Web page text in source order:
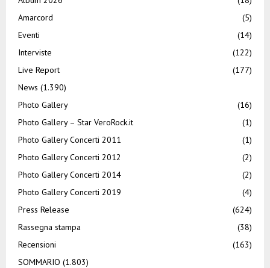
Amarcord
(5)
Eventi
(14)
Interviste
(122)
Live Report
(177)
News (1.390)
Photo Gallery
(16)
Photo Gallery – Star VeroRock.it
(1)
Photo Gallery Concerti 2011
(1)
Photo Gallery Concerti 2012
(2)
Photo Gallery Concerti 2014
(2)
Photo Gallery Concerti 2019
(4)
Press Release
(624)
Rassegna stampa
(38)
Recensioni
(163)
SOMMARIO (1.803)